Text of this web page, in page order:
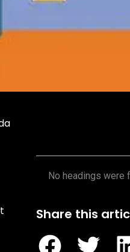
No headings were
Share this